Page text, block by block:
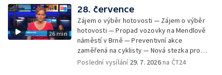
bývalého nákupního domu Letná — Končí 52.
ročník Letní filmové školy — 3. ročník
komunitní akce Stůl ve středu — Cesta na
podporu paliativní péče
26 min
28. července
Zájem o výběr hotovosti — Zájem o výběr
hotovosti — Propad vozovky na Mendlově
náměstí v Brně — Preventivní akce
zaměřená na cyklisty — Nová stezka pro
cyklisty na Zlínsku — Letecká linka mezi
Poslední vysílání 29. 7. 2026na ČT24